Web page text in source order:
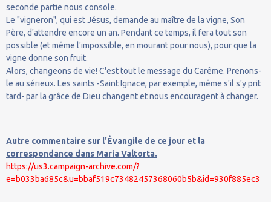
seconde partie nous console.
Le "vigneron", qui est Jésus, demande au maître de la vigne, Son
Père, d'attendre encore un an. Pendant ce temps, il fera tout son
possible (et même l'impossible, en mourant pour nous), pour que la
vigne donne son fruit.
Alors, changeons de vie! C'est tout le message du Carême. Prenons-
le au sérieux. Les saints -Saint Ignace, par exemple, même s'il s'y prit
tard- par la grâce de Dieu changent et nous encouragent à changer.
Autre commentaire sur l'Évangile de ce jour et la
correspondance dans Maria Valtorta.
https://us3.campaign-archive.com/?
e=b033ba685c&u=bbaf519c73482457368060b5b&id=930f885ec3